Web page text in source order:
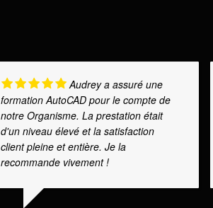
Audrey a assuré une
formation AutoCAD pour le compte de
notre Organisme. La prestation était
d'un niveau élevé et la satisfaction
client pleine et entière. Je la
recommande vivement !